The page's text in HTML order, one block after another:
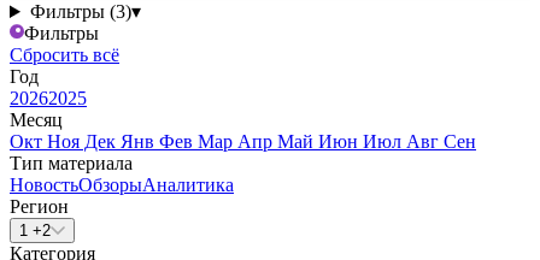
Фильтры (3)▾
Фильтры
Сбросить всё
Год
20262025
Месяц
Окт Ноя Дек Янв Фев Мар Апр Май Июн Июл Авг Сен
Тип материала
НовостьОбзорыАналитика
Регион
1 +2
Категория